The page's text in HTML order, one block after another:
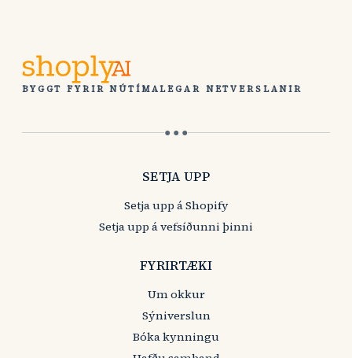
BYGGT FYRIR NÚTÍMALEGAR NETVERSLANIR
● ● ●
SETJA UPP
Setja upp á Shopify
Setja upp á vefsíðunni þinni
FYRIRTÆKI
Um okkur
Sýniverslun
Bóka kynningu